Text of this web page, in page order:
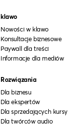
klawo
Nowości w klawo
Konsultacje biznesowe
Paywall dla treści
Informacje dla mediów
Rozwiązania
Dla biznesu
Dla ekspertów
Dla sprzedających kursy
Dla twórców audio